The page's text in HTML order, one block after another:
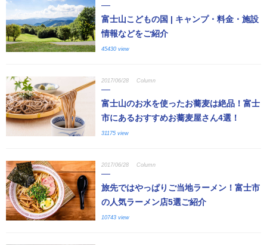
富士山こどもの国 | キャンプ・料金・施設
情報などをご紹介
45430 view
2017/06/28 Column
富士山のお水を使ったお蕎麦は絶品！富士
市にあるおすすめお蕎麦屋さん4選！
31175 view
2017/06/28 Column
旅先ではやっぱりご当地ラーメン！富士市
の人気ラーメン店5選ご紹介
10743 view